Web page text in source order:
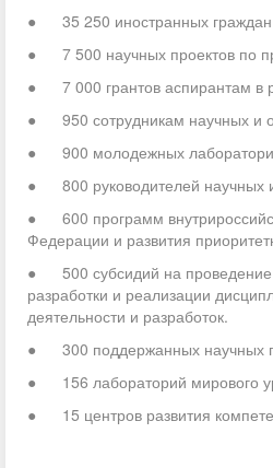
● 35 250 иностранных граждан
● 7 500 научных проектов по
● 7 000 грантов аспирантам в
● 950 сотрудникам научных и
● 900 молодежных
● 800 руководителей научных и
● 600 программ
Федерации и развития
● 500 субсидий на проведение
разработки и реализации
деятельности и разработок.
● 300 поддержанных научных
● 156 лабораторий мирового
● 15 центров развития